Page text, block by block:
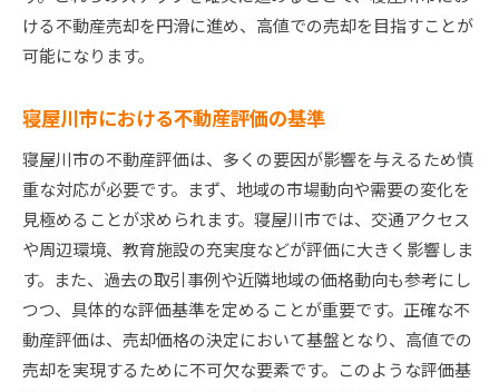
ける不動産売却を円滑に進め、高値での売却を目指すことが
可能になります。
寝屋川市における不動産評価の基準
寝屋川市の不動産評価は、多くの要因が影響を与えるため慎
重な対応が必要です。まず、地域の市場動向や需要の変化を
見極めることが求められます。寝屋川市では、交通アクセス
や周辺環境、教育施設の充実度などが評価に大きく影響しま
す。また、過去の取引事例や近隣地域の価格動向も参考にし
つつ、具体的な評価基準を定めることが重要です。正確な不
動産評価は、売却価格の決定において基盤となり、高値での
売却を実現するために不可欠な要素です。このような評価基